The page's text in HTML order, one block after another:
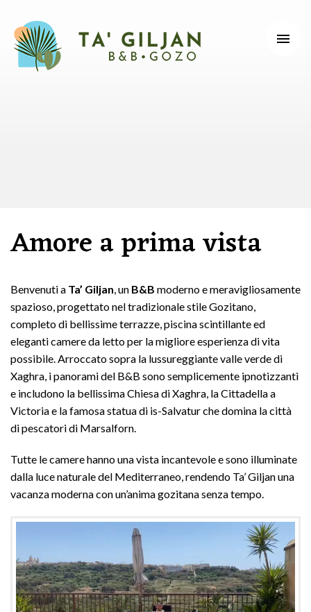
Amore a prima vista
Benvenuti a Ta’ Giljan, un B&B moderno e meravigliosamente
spazioso, progettato nel tradizionale stile Gozitano,
completo di bellissime terrazze, piscina scintillante ed
eleganti camere da letto per la migliore esperienza di vita
possibile. Arroccato sopra la lussureggiante valle verde di
Xaghra, i panorami del B&B sono semplicemente ipnotizzanti
e includono la bellissima Chiesa di Xaghra, la Cittadella a
Victoria e la famosa statua di is-Salvatur che domina la città
di pescatori di Marsalforn.
Tutte le camere hanno una vista incantevole e sono illuminate
dalla luce naturale del Mediterraneo, rendendo Ta’ Giljan una
vacanza moderna con un’anima gozitana senza tempo.